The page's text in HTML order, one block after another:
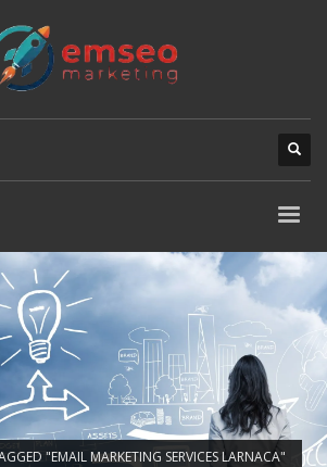
"EMAIL MARKETING SERVICES LARNACA"